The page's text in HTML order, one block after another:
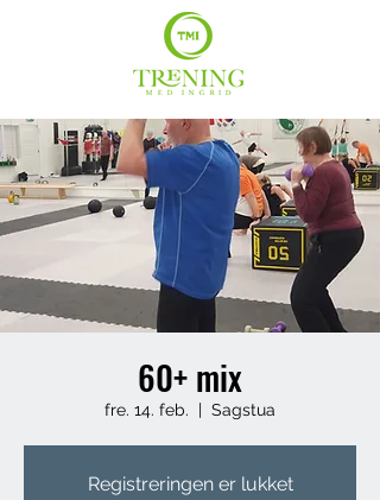
60+ mix
fre. 14. feb.
  |
Sagstua
Registreringen er lukket